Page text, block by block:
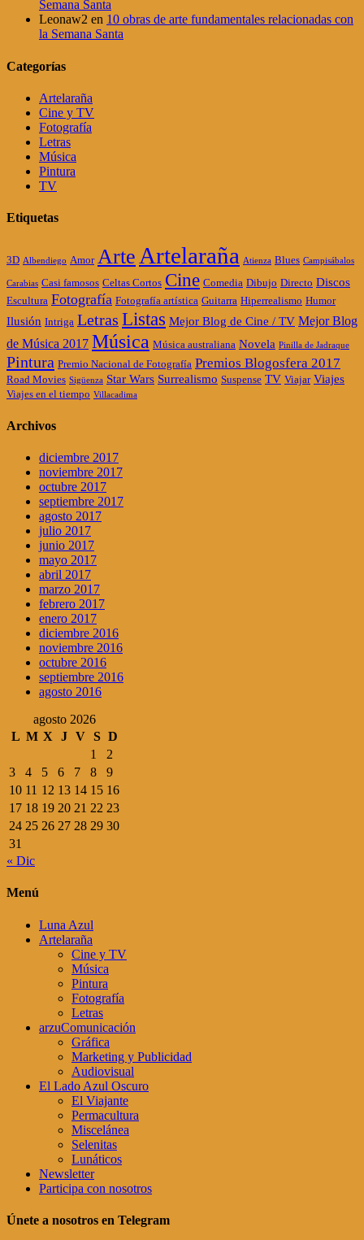
Semana Santa
Leonaw2 en 10 obras de arte fundamentales relacionadas con
la Semana Santa
Categorías
Artelaraña
Cine y TV
Fotografía
Letras
Música
Pintura
TV
Etiquetas
3D Albendiego Amor ArteArtelaraña Atienza Blues Campisábalos
Carabias Casi famosos Celtas Cortos Cine Comedia Dibujo Directo Discos
Escultura Fotografía Fotografía artística Guitarra Hiperrealismo Humor
Ilusión Intriga Letras Listas Mejor Blog de Cine / TV Mejor Blog
de Música 2017 Música Música australiana Novela Pinilla de Jadraque
Pintura Premio Nacional de Fotografía Premios Blogosfera 2017
Road Movies Sigüenza Star Wars Surrealismo Suspense TV Viajar Viajes
Viajes en el tiempo Villacadima
Archivos
diciembre 2017
noviembre 2017
octubre 2017
septiembre 2017
agosto 2017
julio 2017
junio 2017
mayo 2017
abril 2017
marzo 2017
febrero 2017
enero 2017
diciembre 2016
noviembre 2016
octubre 2016
septiembre 2016
agosto 2016
agosto 2026
L M X J V S D
1
2
3
4 5 6 7 8
9
10 11 12 13 14 15 16
17 18 19 20 21 22 23
24 25 26 27 28 29 30
31
« Dic
Menú
Luna Azul
Artelaraña
Cine y TV
Música
Pintura
Fotografía
Letras
arzuComunicación
Gráfica
Marketing y Publicidad
Audiovisual
El Lado Azul Oscuro
El Viajante
Permacultura
Miscelánea
Selenitas
Lunáticos
Newsletter
Participa con nosotros
Únete a nosotros en Telegram